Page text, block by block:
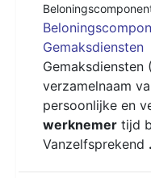
Gemaksdiensten
Gemaksdiensten
verzamelnaam
persoonlijke en
werknemer tijd
Vanzelfsprekend